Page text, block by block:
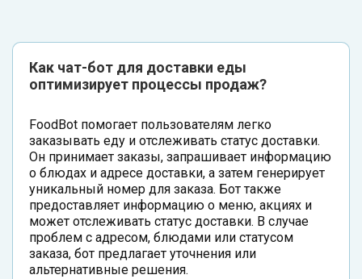
Как чат-бот для доставки еды
оптимизирует процессы продаж?
FoodBot помогает пользователям легко
заказывать еду и отслеживать статус доставки.
Он принимает заказы, запрашивает информацию
о блюдах и адресе доставки, а затем генерирует
уникальный номер для заказа. Бот также
предоставляет информацию о меню, акциях и
может отслеживать статус доставки. В случае
проблем с адресом, блюдами или статусом
заказа, бот предлагает уточнения или
альтернативные решения.